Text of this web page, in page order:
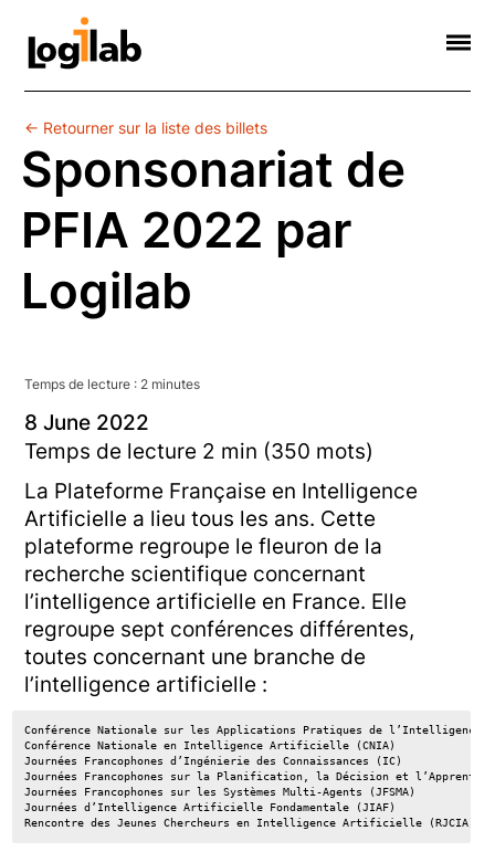
Société
Web Sémantique
Formations
Informatique Scientifique
Contact
← Retourner sur la liste des billets
Sponsonariat de
PFIA 2022 par
Logilab
Temps de lecture : 2 minutes
8 June 2022
Temps de lecture 2 min (350 mots)
La Plateforme Française en Intelligence
Artificielle a lieu tous les ans. Cette
plateforme regroupe le fleuron de la
recherche scientifique concernant
l’intelligence artificielle en France. Elle
regroupe sept conférences différentes,
toutes concernant une branche de
l’intelligence artificielle :
Conférence Nationale sur les Applications Pratiques de
Conférence Nationale en Intelligence Artificielle (CNIA)
Journées Francophones d’Ingénierie des Connaissances (IC)
Journées Francophones sur la Planification, la Décision et
Journées Francophones sur les Systèmes Multi-Agents (JFSMA)
Journées d’Intelligence Artificielle Fondamentale (JIAF)
Rencontre des Jeunes Chercheurs en Intelligence Artificielle (RJCIA)